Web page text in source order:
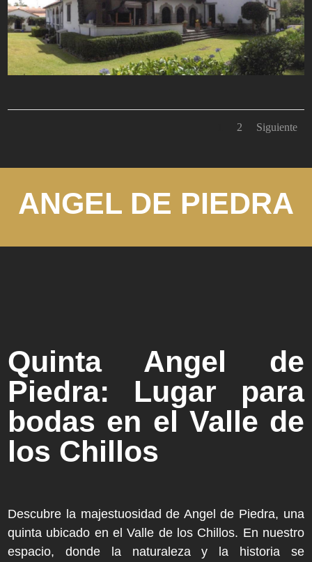
2 Siguiente
ANGEL DE PIEDRA
Quinta Angel de
Piedra: Lugar para
bodas en el Valle de
los Chillos
Descubre la majestuosidad de Angel de Piedra, una
quinta ubicado en el Valle de los Chillos. En nuestro
espacio, donde la naturaleza y la historia se